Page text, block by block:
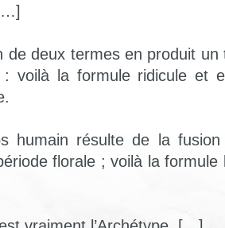
de deux termes en produit
: voilà la formule ridicule et
humain résulte de la
florale ; voilà la formule